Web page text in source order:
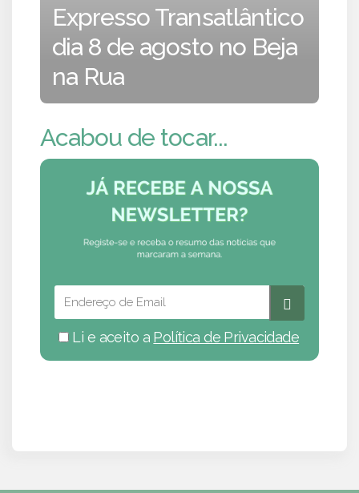
Expresso Transatlântico
dia 8 de agosto no Beja
na Rua
Acabou de tocar...
Li e aceito a Política de Privacidade